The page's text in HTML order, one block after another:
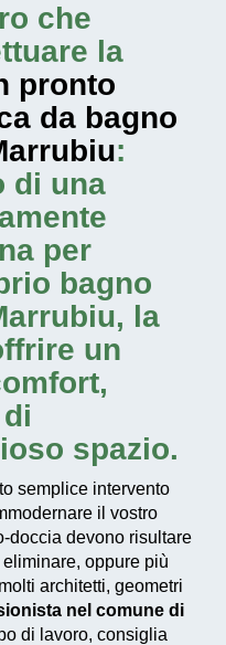
che
la
pronto
da bagno
:
di una
per
bagno
la
un
spazio.
semplice intervento
il vostro
doccia devono risultare
oppure più
architetti, geometri
nel comune di
di lavoro, consiglia